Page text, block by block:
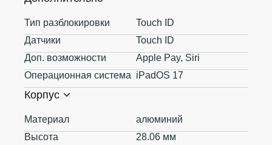
Тип разблокировки
Touch ID
Датчики
Touch ID
Доп. возможности
Apple Pay, Siri
Операционная система iPadOS 17
Корпус
Материал
алюминий
Высота
28.06 мм